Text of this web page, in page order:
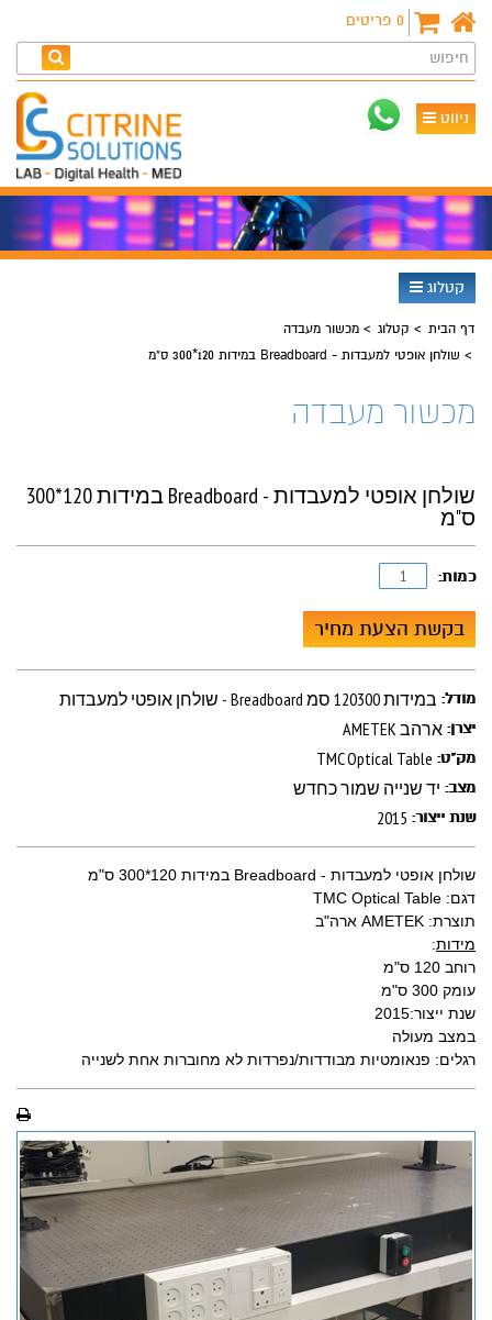
0 פריטים
חיפוש
ניווט
קטלוג
דף הבית קטלוג
מכשור מעבדה
שולחן אופטי למעבדות - Breadboard במידות 120*300 ס"מ
מכשור מעבדה
שולחן אופטי למעבדות - Breadboard במידות 120*300
ס"מ
כמות:
בקשת הצעת מחיר
מודל: שולחן אופטי למעבדות - Breadboard במידות 120300 סמ
יצרן: AMETEK ארהב
מק"ט: TMC Optical Table
מצב: יד שנייה שמור כחדש
שנת ייצור: 2015
שולחן אופטי למעבדות - Breadboard במידות 120*300 ס"מ
דגם: TMC Optical Table
תוצרת: AMETEK ארה"ב
מידות:
רוחב 120 ס"מ
עומק 300 ס"מ
שנת ייצור:2015
במצב מעולה
רגלים: פנאומטיות מבודדות/נפרדות לא מחוברות אחת לשנייה